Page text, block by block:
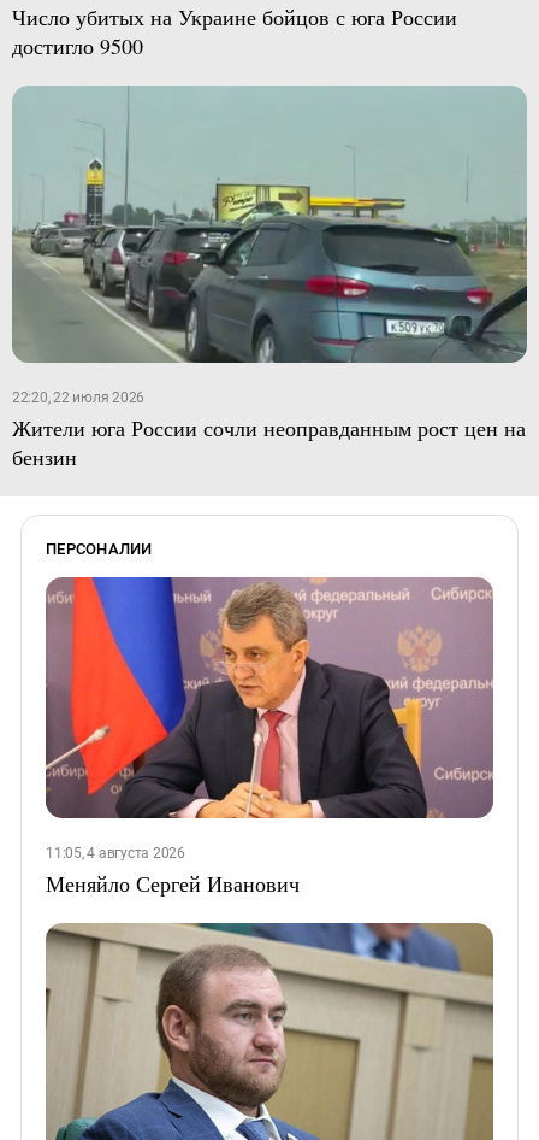
Число убитых на Украине бойцов с юга России
достигло 9500
22:20, 22 июля 2026
Жители юга России сочли неоправданным рост цен на
бензин
ПЕРСОНАЛИИ
11:05, 4 августа 2026
Меняйло Сергей Иванович